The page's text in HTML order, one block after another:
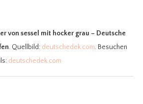
von sessel mit hocker grau – Deutsche
. Quellbild: deutschedek.com. Besuchen
deutschedek.com